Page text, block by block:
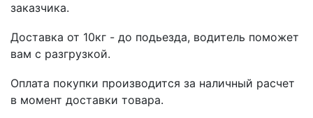
заказчика.
Доставка от 10кг - до подьезда, водитель поможет
вам с разгрузкой.
Оплата покупки производится за наличный расчет
в момент доставки товара.